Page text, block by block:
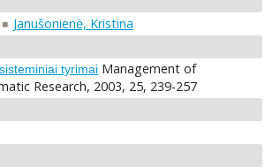
Janušonienė, Kristina
tyrimai Management of
Research, 2003, 25, 239-257